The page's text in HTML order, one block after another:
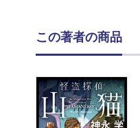
この著者の商品